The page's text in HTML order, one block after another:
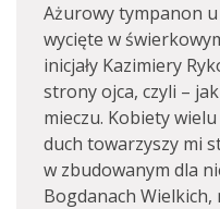
Ażurowy tympanon
wycięte w
inicjały Kazimiery
strony ojca, czyli –
mieczu. Kobiety
duch towarzyszy mi
w zbudowanym dla
Bogdanach Wielkich,